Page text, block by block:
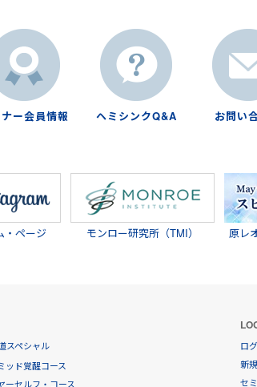
ー会員情報 ヘミシンクQ&A お問い
・ページ モンロー研究所（TMI）
原レ
スペシャル
ッド覚醒コース
ーセルフ・コース
ロ
新
セ